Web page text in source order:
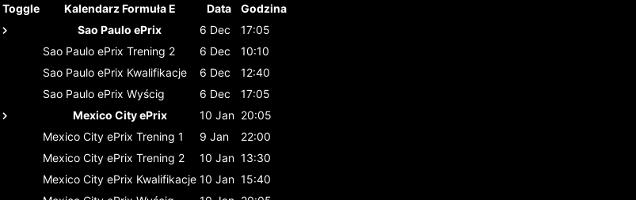
Toggle Kalendarz Formuła E Data
Godzina
Sao Paulo ePrix
6 Dec
17:05
Sao Paulo ePrix Trening 2 6 Dec
10:10
Sao Paulo ePrix Kwalifikacje 6 Dec
12:40
Sao Paulo ePrix Wyścig 6 Dec
17:05
Mexico City ePrix
10 Jan 20:05
Mexico City ePrix Trening 1 9 Jan
22:00
Mexico City ePrix Trening 2 10 Jan 13:30
Mexico City ePrix Kwalifikacje 10 Jan 15:40